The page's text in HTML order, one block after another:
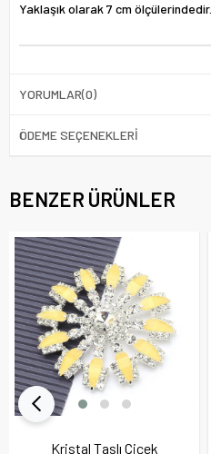
Yaklaşık olarak 7 cm ölçülerindedir.
YORUMLAR(0)
ÖDEME SEÇENEKLERI
BENZER ÜRÜNLER
Kristal Taşlı Çiçek